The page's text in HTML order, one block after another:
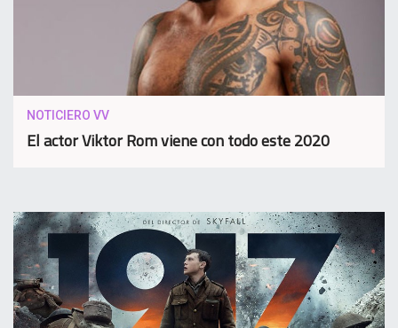
NOTICIERO VV
El actor Viktor Rom viene con todo este 2020